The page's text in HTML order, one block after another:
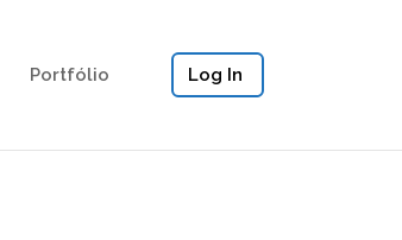
Portfólio Log In